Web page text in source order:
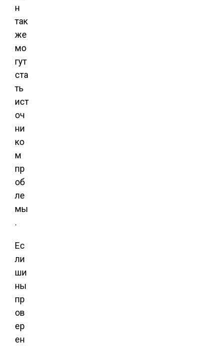
н
так
же
мо
гут
ста
ть
ист
оч
ни
ко
м
пр
об
ле
мы
.
Ес
ли
ши
ны
пр
ов
ер
ен